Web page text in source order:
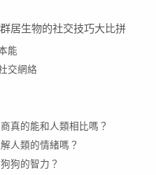
居生物的社交技巧大比拼
能
交網絡
真的能和人類相比嗎？
人類的情緒嗎？
狗的智力？